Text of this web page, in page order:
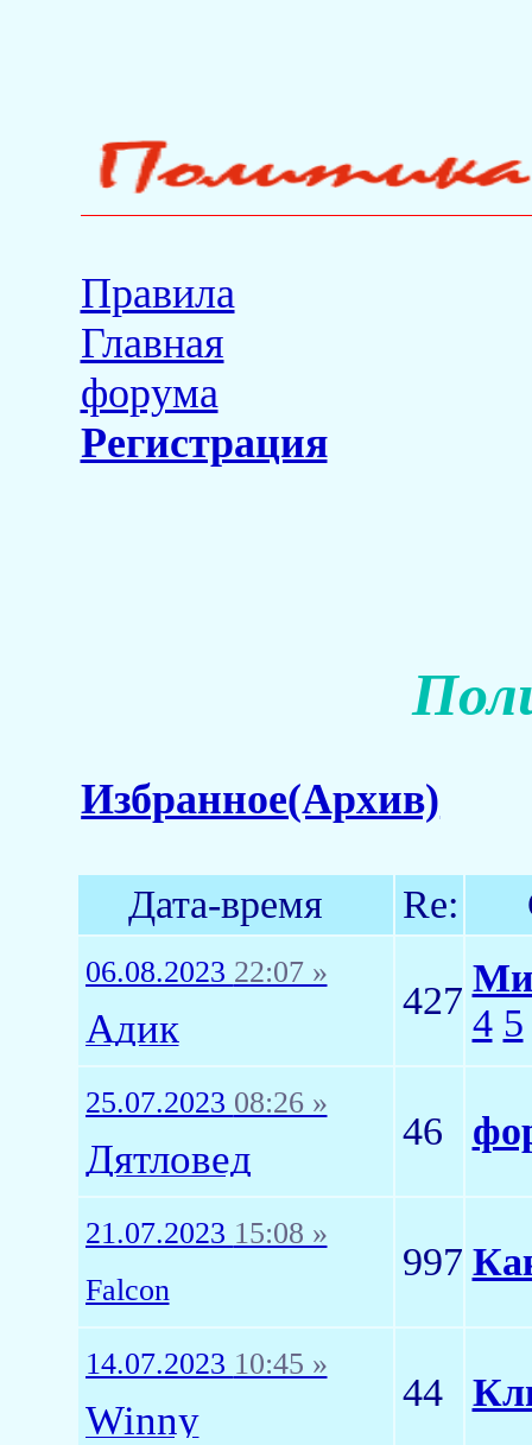
Правила
Главная
форума
Регистрация
Избранное(Архив)
Дата-время Re:
06.08.2023 22:07 »
Адик
427
4 5
25.07.2023 08:26 »
Дятловед
46
21.07.2023 15:08 »
Falcon
997
14.07.2023 10:45 »
Winny
44